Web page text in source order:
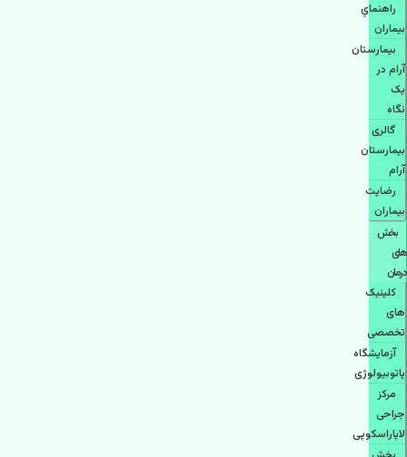
راهنماي
بیماران
بیمارستان
آرام در
یک
نگاه
گالری
بیمارستان
آرام
رضایت
بیماران
بخش
های
درمان
کلینیک
های
تخصصی
آزمایشگاه
پاتوبیولوژی
مرکز
جراحی
لاپاراسکوپی